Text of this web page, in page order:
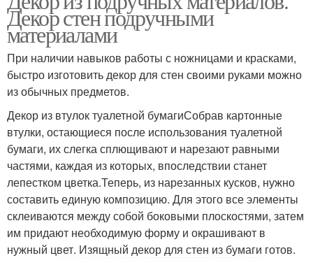
Декор стен подручными
материалами
При наличии навыков работы с ножницами и красками,
быстро изготовить декор для стен своими руками можно
из обычных предметов.
Декор из втулок туалетной бумагиСобрав картонные
втулки, остающиеся после использования туалетной
бумаги, их слегка сплющивают и нарезают равными
частями, каждая из которых, впоследствии станет
лепестком цветка.Теперь, из нарезанных кусков, нужно
составить единую композицию. Для этого все элементы
склеиваются между собой боковыми плоскостями, затем
им придают необходимую форму и окрашивают в
нужный цвет. Изящный декор для стен из бумаги готов.